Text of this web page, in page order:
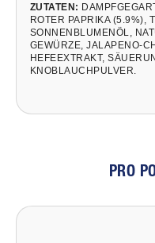
ZUTATEN:
ROTER PAPRIKA (5.9%),
SONNENBLUMENÖL,
GEWÜRZE, JALAPENO-
HEFEEXTRAKT,
KNOBLAUCHPULVER.
PRO